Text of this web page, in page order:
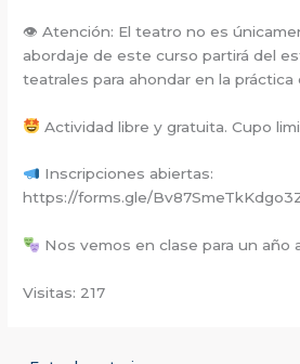
👁 Atención: El teatro no es
abordaje de este curso partirá del
teatrales para ahondar en la práctica
Actividad libre y gratuita. Cupo
Inscripciones abiertas:
https://forms.gle/
Nos vemos en clase para un año
Visitas: 217